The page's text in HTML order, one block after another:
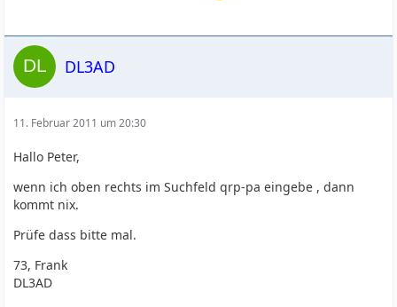
DL3AD
11. Februar 2011 um 20:30
Hallo Peter,
wenn ich oben rechts im Suchfeld qrp-pa eingebe , dann
kommt nix.
Prüfe dass bitte mal.
73, Frank
DL3AD